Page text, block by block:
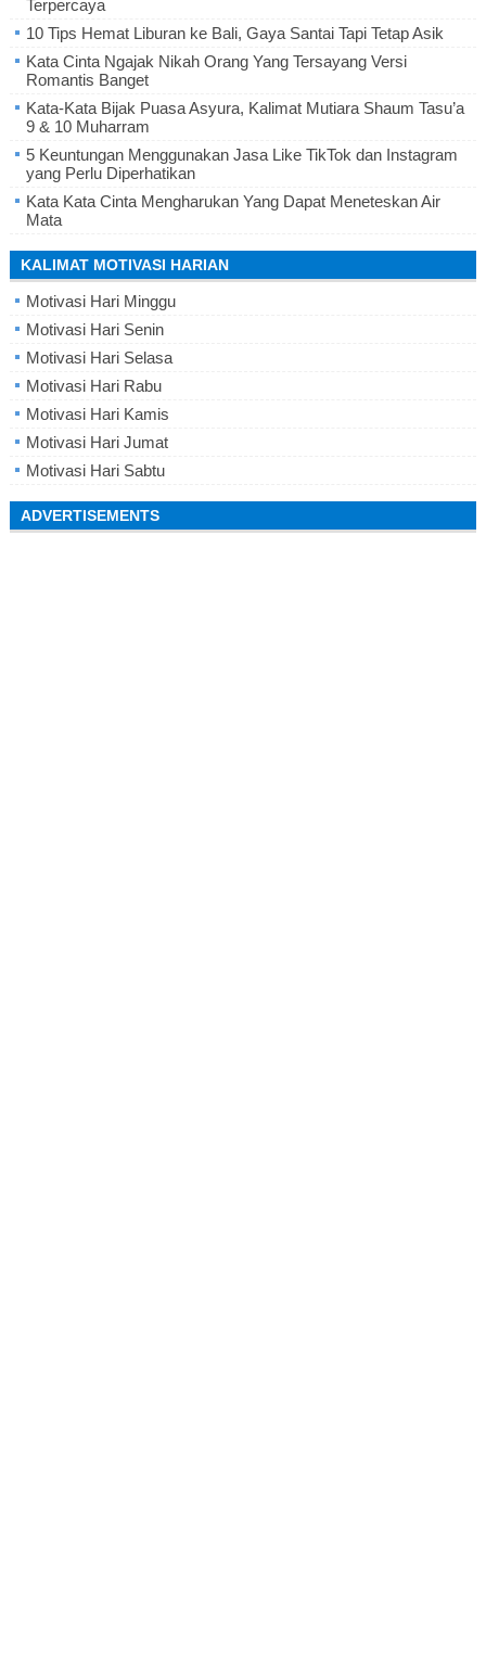
Terpercaya
10 Tips Hemat Liburan ke Bali, Gaya Santai Tapi Tetap Asik
Kata Cinta Ngajak Nikah Orang Yang Tersayang Versi
Romantis Banget
Kata-Kata Bijak Puasa Asyura, Kalimat Mutiara Shaum Tasu’a
9 & 10 Muharram
5 Keuntungan Menggunakan Jasa Like TikTok dan Instagram
yang Perlu Diperhatikan
Kata Kata Cinta Mengharukan Yang Dapat Meneteskan Air
Mata
KALIMAT MOTIVASI HARIAN
Motivasi Hari Minggu
Motivasi Hari Senin
Motivasi Hari Selasa
Motivasi Hari Rabu
Motivasi Hari Kamis
Motivasi Hari Jumat
Motivasi Hari Sabtu
ADVERTISEMENTS